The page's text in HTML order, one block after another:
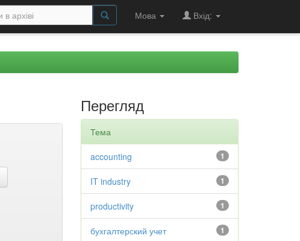
Мова Вхід:
Перегляд
Тема
1
accounting
1
IT industry
1
productivity
1
бухгалтерский учет